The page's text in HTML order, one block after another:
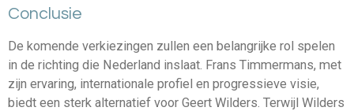
Conclusie
De komende verkiezingen zullen een belangrijke rol spelen
in de richting die Nederland inslaat. Frans Timmermans, met
zijn ervaring, internationale profiel en progressieve visie,
biedt een sterk alternatief voor Geert Wilders. Terwijl Wilders